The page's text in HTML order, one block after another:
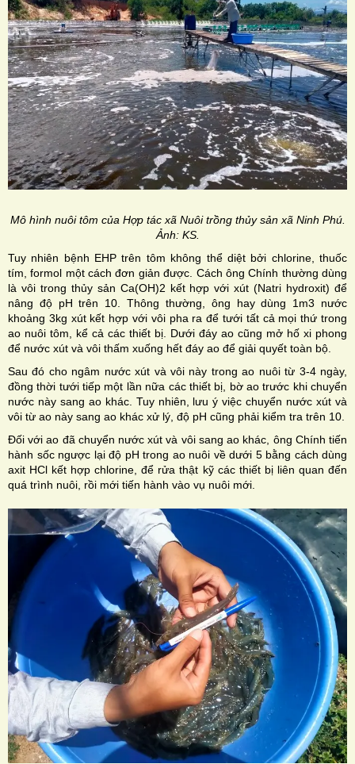
Mô hình nuôi tôm của Hợp tác xã Nuôi trồng thủy sản xã Ninh Phú.
Ảnh: KS.
Tuy nhiên bệnh EHP trên tôm không thể diệt bởi chlorine, thuốc
tím, formol một cách đơn giản được. Cách ông Chính thường dùng
là vôi trong thủy sản Ca(OH)2 kết hợp với xút (Natri hydroxit) để
nâng độ pH trên 10. Thông thường, ông hay dùng 1m3 nước
khoảng 3kg xút kết hợp với vôi pha ra để tưới tất cả mọi thứ trong
ao nuôi tôm, kể cả các thiết bị. Dưới đáy ao cũng mở hố xi phong
để nước xút và vôi thấm xuống hết đáy ao để giải quyết toàn bộ.
Sau đó cho ngâm nước xút và vôi này trong ao nuôi từ 3-4 ngày,
đồng thời tưới tiếp một lần nữa các thiết bị, bờ ao trước khi chuyển
nước này sang ao khác. Tuy nhiên, lưu ý việc chuyển nước xút và
vôi từ ao này sang ao khác xử lý, độ pH cũng phải kiểm tra trên 10.
Đối với ao đã chuyển nước xút và vôi sang ao khác, ông Chính tiến
hành sốc ngược lại độ pH trong ao nuôi về dưới 5 bằng cách dùng
axit HCl kết hợp chlorine, để rửa thật kỹ các thiết bị liên quan đến
quá trình nuôi, rồi mới tiến hành vào vụ nuôi mới.